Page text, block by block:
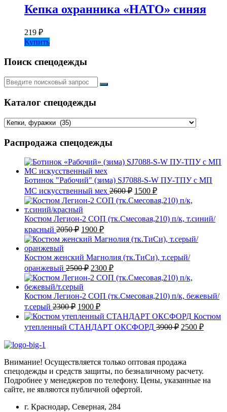
Кепка охранника «НАТО» синяя
219 ₽
Купить
Поиск спецодежды
Искать:
Каталог спецодежды
Распродажа спецодежды
Ботинок "Рабочий" (зима) SJ7088-S-W ПУ-ТПУ с МП
МС искусственный мех 2600₽ Первоначальная
цена
составляла
2600 ₽.
1500 ₽Текущая
цена:
Костюм Легион-2 СОП (тк.Смесовая,210) п/к, т.синий/
красный 2050₽ Первоначальная
цена
составляла
2050 ₽.
1900 ₽Текущая
цена:
Костюм женский Магнолия (тк.ТиСи), т.серый/
оранжевый 2500₽ Первоначальная
цена
составляла
2500 ₽.
2300 ₽Текущая
цена:
Костюм Легион-2 СОП (тк.Смесовая,210) п/к, бежевый/
т.серый 2300₽ Первоначальная
цена
составляла
2300 ₽.
1900 ₽Текущая
цена:
1900 ₽.
Костюм
утепленный СТАНДАРТ ОКСФОРД 3900₽ 2500 ₽
Внимание! Осуществляется только оптовая продажа
спецодежды и средств защиты, по безналичному расчету.
Подробнее у менеджеров по телефону. Цены, указанные на
сайте, не являются публичной офертой.
г. Краснодар, Северная, 284